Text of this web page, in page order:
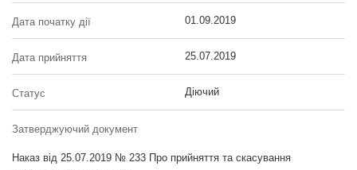
Дата початку дії 01.09.2019
Дата прийняття 25.07.2019
Статус Діючий
Затверджуючий документ
Наказ від 25.07.2019 № 233 Про прийняття та скасування